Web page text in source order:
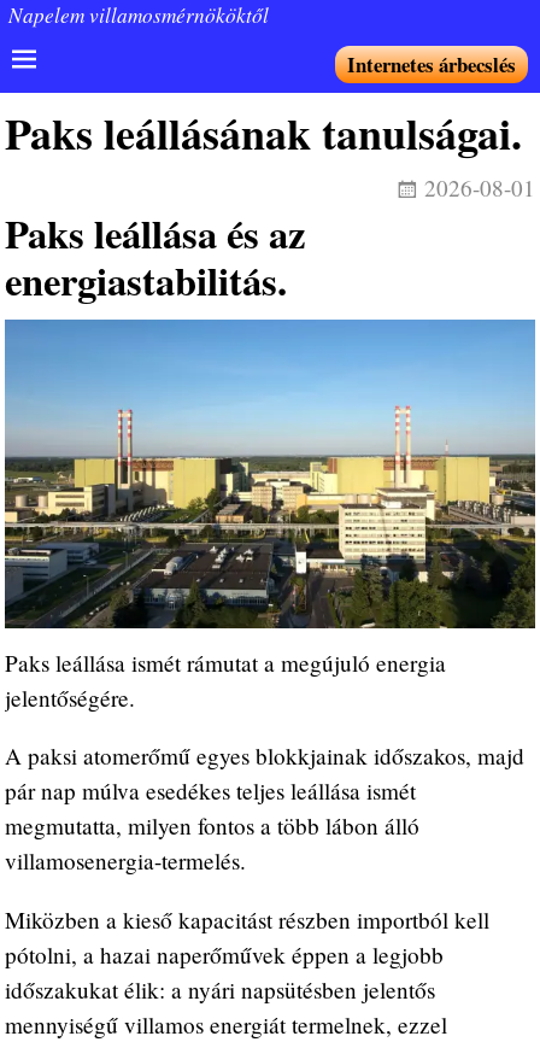
Napelem villamosmérnököktől
Internetes árbecslés
Paks leállásának tanulságai.
2026-08-01
Paks leállása és az
energiastabilitás.
Paks leállása ismét rámutat a megújuló energia
jelentőségére.
A paksi atomerőmű egyes blokkjainak időszakos, majd
pár nap múlva esedékes teljes leállása ismét
megmutatta, milyen fontos a több lábon álló
villamosenergia-termelés.
Miközben a kieső kapacitást részben importból kell
pótolni, a hazai naperőművek éppen a legjobb
időszakukat élik: a nyári napsütésben jelentős
mennyiségű villamos energiát termelnek, ezzel